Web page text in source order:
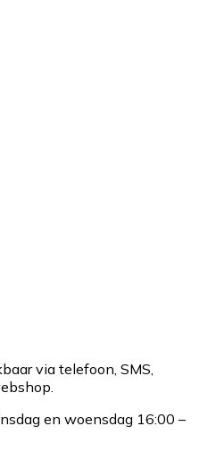
via telefoon, SMS,
en woensdag 16:00 –